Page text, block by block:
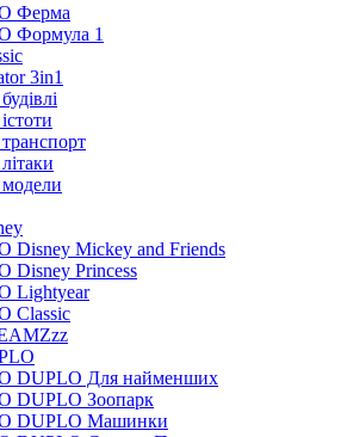
Ферма
Формула 1
3in1
Disney Mickey and Friends
Disney Princess
Lightyear
Classic
DUPLO Для найменших
DUPLO Зоопарк
DUPLO Машинки